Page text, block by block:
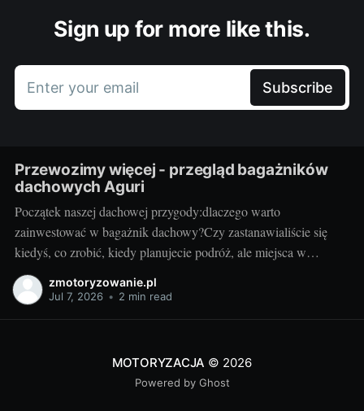
Sign up for more like this.
Enter your email Subscribe
Przewozimy więcej - przegląd bagażników
dachowych Aguri
Początek naszej dachowej przygody:dlaczego warto
zainwestować w bagażnik dachowy?Czy zastanawialiście się
kiedyś, co zrobić, kiedy planujecie podróż, ale miejsca w
bagażniku samochodowym zaczyna brakować? Rozwiązaniem
może być bagażnik dachowy! To praktyczny dodatek do
dodatkowy ładunek,
zmotoryzowanie.pl
Jul 7, 2026 • 2 min read
MOTORYZACJA © 2026
Powered by Ghost